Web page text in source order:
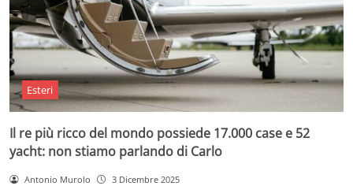
Esteri
Il re più ricco del mondo possiede 17.000 case e 52
yacht: non stiamo parlando di Carlo
Antonio Murolo 3 Dicembre 2025